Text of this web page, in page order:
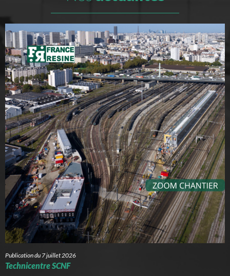
Publication du 7 juillet 2026
Technicentre SCNF